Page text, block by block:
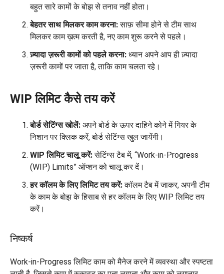
बहुत सारे कामों के बोझ से तनाव नहीं होता।
बेहतर साथ मिलकर काम करना:साफ़ सीमा होने से टीम साथ
मिलकर काम ख़त्म करती है, नए काम शुरू करने से पहले।
ज़्यादा ज़रूरी कामों को पहले करना: ध्यान अपने आप ही ज़्यादा
ज़रूरी कामों पर जाता है, ताकि काम चलता रहे।
WIP लिमिट कैसे तय करें
बोर्ड सेटिंग्स खोलें: अपने बोर्ड के ऊपर दाहिने कोने में गियर के
निशान पर क्लिक करें, बोर्ड सेटिंग्स खुल जायेंगी।
WIP लिमिट चालू करें:सेटिंग्स टैब में, “Work-in-Progress
(WIP) Limits” ऑप्शन को चालू कर दें।
हर कॉलम के लिए लिमिट तय करें:कॉलम टैब में जाकर, अपनी टीम
के काम के बोझ के हिसाब से हर कॉलम के लिए WIP लिमिट तय
करें।
निष्कर्ष
Work-in-Progress लिमिट काम को मैनेज करने में व्यवस्था और स्पष्टता